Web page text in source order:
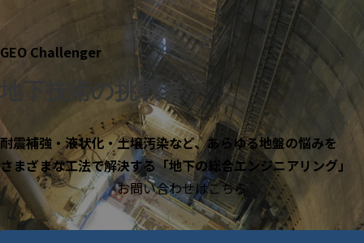
GEO Challenger
地下技術の挑戦者
耐震補強・液状化・土壌汚染など、あらゆる地盤の悩みを
さまざまな工法で解決する「地下の総合エンジニアリング」
お問い合わせはこちら